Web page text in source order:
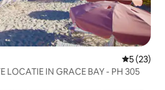
5 (23)
LOCATIE IN GRACE BAY - PH 305